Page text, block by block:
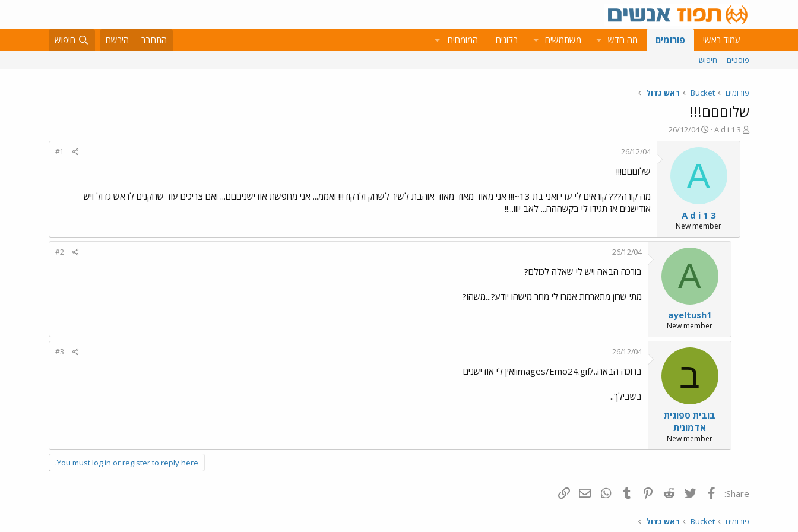
עמוד ראשי פורומים מה חדש משתמשים בלוגים המומחים התחבר הירשם חיפוש
פוסטים חיפוש
פורומים Bucket ראש גדול
שלוםםם!!!
פ
ו
A d i 1 3
פ
ו
ר
ם
ב
א
ר
י
ך
26/12/04
A
A d i 1 3
New member
26/12/04
#1
שלוםםם!!!
מה קורה??? קוראים לי עדי ואני בת 13~!!! אני מאוד מאוד מאוד אוהבת לשיר לשחק ולרקוד!!! ואממ... אני מחפשת אודישניםםם... ואם צריכים עוד שחקנים לראש גדול ויש
אודישנים אז תגידו לי בקשההה... לאב יווו...!!
A
ayeltush1
New member
26/12/04
#2
בורכה הבאה ויש לי שאלה לכולם?
מתי שרון מתארחת אמרו לי מחר מישהו יודע?...משהו?
ב
בובית ספוגית
אדמונית
New member
26/12/04
#3
ברוכה הבאה../images/Emo24.gifואין לי אודישנים
בשבילך..
You must log in or register to reply here.
Share: פייסבוק Twitter
Reddit
Pinterest
Tumblr
WhatsAppדואר אלקטרוני
פורומים Bucket ראש גדול